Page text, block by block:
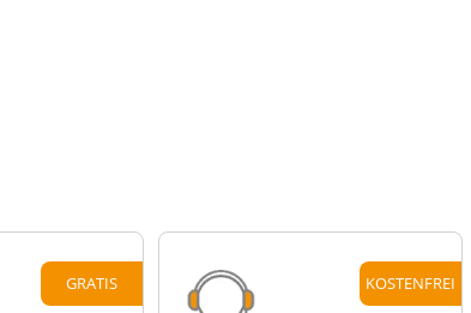
GRATIS KOSTENFREI